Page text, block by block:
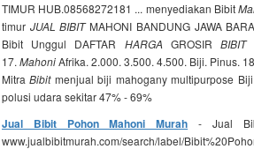
TIMUR HUB.08568272181 ... menyediakan Bibit
timur JUAL BIBITMAHONI BANDUNG JAWA
Bibit Unggul DAFTAR HARGA GROSIR BIBIT
17.MahoniAfrika. 2.000. 3.500. 4.500. Biji. Pinus.
MitraBibitmenjual biji mahogany multipurpose
polusi udara sekitar 47% - 69%
Jual Bibit Pohon Mahoni Murah - Jual
www.jualbibitmurah.com/search/label/